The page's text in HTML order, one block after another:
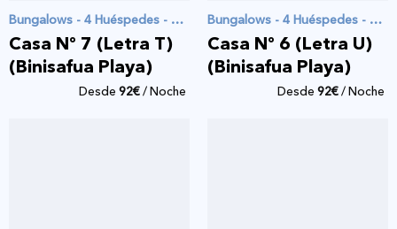
Bungalows - 4 Huéspedes - 2 Habitaciones
Casa Nº 7 (Letra T)
(Binisafua Playa)
Desde92€/ Noche
Bungalows - 4 Huéspedes - 2 Habitaciones
Casa Nº 6 (Letra U)
(Binisafua Playa)
Desde92€/ Noche